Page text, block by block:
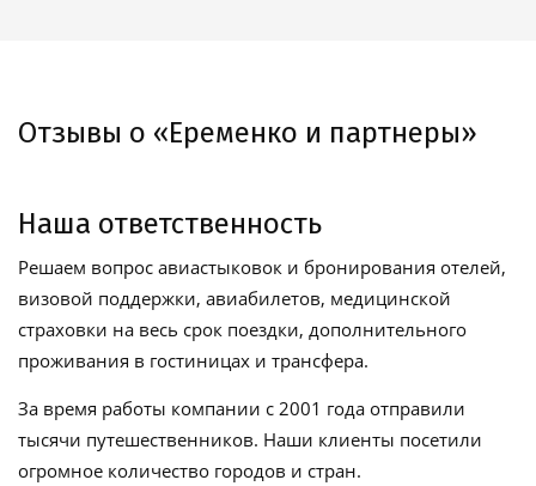
Отзывы о «Еременко и партнеры»
Наша ответственность
Решаем вопрос авиастыковок и бронирования отелей,
визовой поддержки, авиабилетов, медицинской
страховки на весь срок поездки, дополнительного
проживания в гостиницах и трансфера.
За время работы компании с 2001 года отправили
тысячи путешественников. Наши клиенты посетили
огромное количество городов и стран.